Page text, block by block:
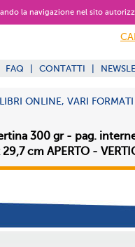
la navigazione nel sito
FAQ CONTATTI
ONLINE, VARI
300 gr - pag.
cm APERTO -